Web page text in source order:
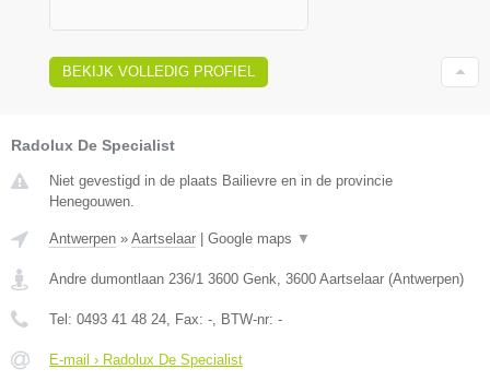
BEKIJK VOLLEDIG PROFIEL
Radolux De Specialist
Niet gevestigd in de plaats Bailievre en in de provincie
Henegouwen.
Antwerpen » Aartselaar Google maps ▼
Andre dumontlaan 236/1 3600 Genk, 3600 Aartselaar (Antwerpen)
Tel: 0493 41 48 24, Fax: -, BTW-nr: -
E-mail › Radolux De Specialist